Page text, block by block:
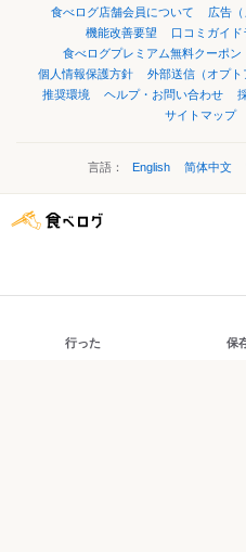
食べログ店舗会員について
広告
機能改善要望
口コミガイド
食べログプレミアム無料クーポン
個人情報保護方針
外部送信（オプト
推奨環境
ヘルプ・お問い合わせ
サイトマップ
言語： English 简体中文
行った 保